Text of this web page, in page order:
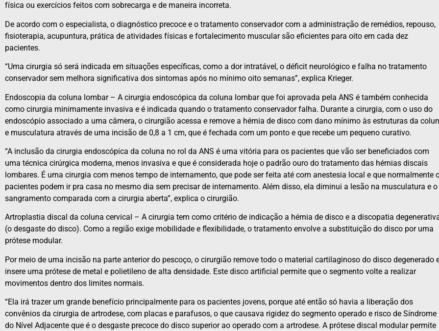
física ou exercícios feitos com sobrecarga e de maneira incorreta.
De acordo com o especialista, o diagnóstico precoce e o tratamento conservador com a administração de remédios, repouso,
fisioterapia, acupuntura, prática de atividades físicas e fortalecimento muscular são eficientes para oito em cada dez
pacientes.
“Uma cirurgia só será indicada em situações específicas, como a dor intratável, o déficit neurológico e falha no tratamento
conservador sem melhora significativa dos sintomas após no mínimo oito semanas”, explica Krieger.
Endoscopia da coluna lombar – A cirurgia endoscópica da coluna lombar que foi aprovada pela ANS é também conhecida
como cirurgia minimamente invasiva e é indicada quando o tratamento conservador falha. Durante a cirurgia, com o uso do
endoscópio associado a uma câmera, o cirurgião acessa e remove a hérnia de disco com dano mínimo às estruturas da
e musculatura através de uma incisão de 0,8 a 1 cm, que é fechada com um ponto e que recebe um pequeno curativo.
“A inclusão da cirurgia endoscópica da coluna no rol da ANS é uma vitória para os pacientes que vão ser beneficiados com
uma técnica cirúrgica moderna, menos invasiva e que é considerada hoje o padrão ouro do tratamento das hérnias discais
lombares. É uma cirurgia com menos tempo de internamento, que pode ser feita até com anestesia local e que normalmente
pacientes podem ir pra casa no mesmo dia sem precisar de internamento. Além disso, ela diminui a lesão na musculatura e o
sangramento comparada com a cirurgia aberta”, explica o cirurgião.
Artroplastia discal da coluna cervical – A cirurgia tem como critério de indicação a hérnia de disco e a discopatia
(o desgaste do disco). Como a região exige mobilidade e flexibilidade, o tratamento envolve a substituição do disco por uma
prótese modular.
Por meio de uma incisão na parte anterior do pescoço, o cirurgião remove todo o material cartilaginoso do disco degenerado
insere uma prótese de metal e polietileno de alta densidade. Este disco artificial permite que o segmento volte a realizar
movimentos dentro dos limites normais.
“Ela irá trazer um grande benefício principalmente para os pacientes jovens, porque até então só havia a liberação dos
convênios da cirurgia de artrodese, com placas e parafusos, o que causava rigidez do segmento operado e risco de Síndrome
do Nível Adjacente que é o desgaste precoce do disco superior ao operado com a artrodese. A prótese discal modular permite